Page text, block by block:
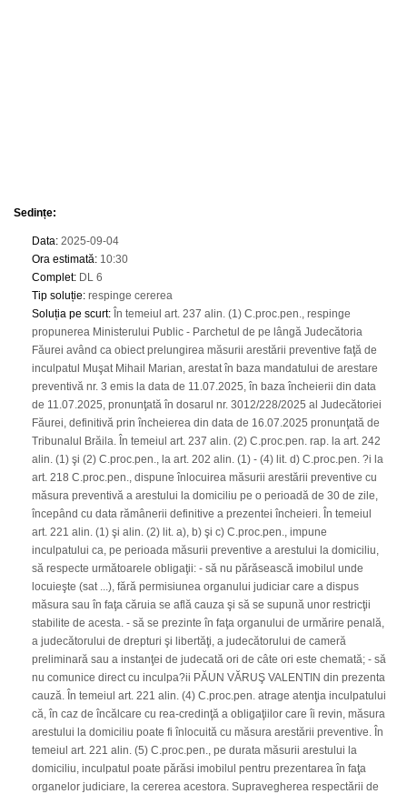
Sedințe:
Data: 2025-09-04
Ora estimată: 10:30
Complet: DL 6
Tip soluție: respinge cererea
Soluția pe scurt: În temeiul art. 237 alin. (1) C.proc.pen., respinge
propunerea Ministerului Public - Parchetul de pe lângă Judecătoria
Făurei având ca obiect prelungirea măsurii arestării preventive faţă de
inculpatul Muşat Mihail Marian, arestat în baza mandatului de arestare
preventivă nr. 3 emis la data de 11.07.2025, în baza încheierii din data
de 11.07.2025, pronunţată în dosarul nr. 3012/228/2025 al Judecătoriei
Făurei, definitivă prin încheierea din data de 16.07.2025 pronunţată de
Tribunalul Brăila. În temeiul art. 237 alin. (2) C.proc.pen. rap. la art. 242
alin. (1) şi (2) C.proc.pen., la art. 202 alin. (1) - (4) lit. d) C.proc.pen. ?i la
art. 218 C.proc.pen., dispune înlocuirea măsurii arestării preventive cu
măsura preventivă a arestului la domiciliu pe o perioadă de 30 de zile,
începând cu data rămânerii definitive a prezentei încheieri. În temeiul
art. 221 alin. (1) şi alin. (2) lit. a), b) şi c) C.proc.pen., impune
inculpatului ca, pe perioada măsurii preventive a arestului la domiciliu,
să respecte următoarele obligaţii: - să nu părăsească imobilul unde
locuieşte (sat ...), fără permisiunea organului judiciar care a dispus
măsura sau în faţa căruia se află cauza şi să se supună unor restricţii
stabilite de acesta. - să se prezinte în faţa organului de urmărire penală,
a judecătorului de drepturi şi libertăţi, a judecătorului de cameră
preliminară sau a instanţei de judecată ori de câte ori este chemată; - să
nu comunice direct cu inculpa?ii PĂUN VĂRUŞ VALENTIN din prezenta
cauză. În temeiul art. 221 alin. (4) C.proc.pen. atrage atenţia inculpatului
că, în caz de încălcare cu rea-credinţă a obligaţiilor care îi revin, măsura
arestului la domiciliu poate fi înlocuită cu măsura arestării preventive. În
temeiul art. 221 alin. (5) C.proc.pen., pe durata măsurii arestului la
domiciliu, inculpatul poate părăsi imobilul pentru prezentarea în faţa
organelor judiciare, la cererea acestora. Supravegherea respectării de